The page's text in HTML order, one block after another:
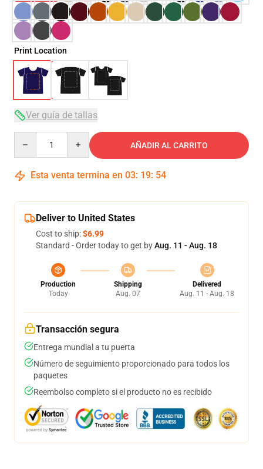
Print Location
Ver guía de tallas
AÑADIR AL CARRITO
Esta venta termina en 03: 19: 54
Deliver to United States
Cost to ship:$6.99
Standard - Order today to get byAug. 11 - Aug. 18
Production
Today
Shipping
Aug. 07
Delivered
Aug. 11 - Aug. 18
Transacción segura
Entrega mundial a tu puerta
Número de seguimiento proporcionado para todos los
paquetes
Reembolso completo si el producto no es recibido